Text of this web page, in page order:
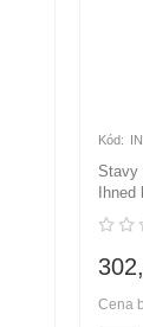
Stavy
Cena